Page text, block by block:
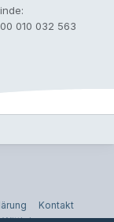
010 032 563
Kontakt